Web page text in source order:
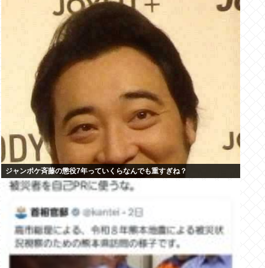
ジャンポケ斉藤の懲役7年っていくらなんでも重すぎね？